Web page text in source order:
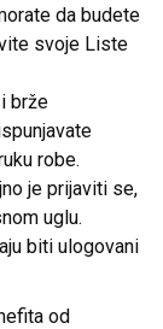
da budete
svoje Liste
brže
robe.
je prijaviti se,
uglu.
biti ulogovani
od